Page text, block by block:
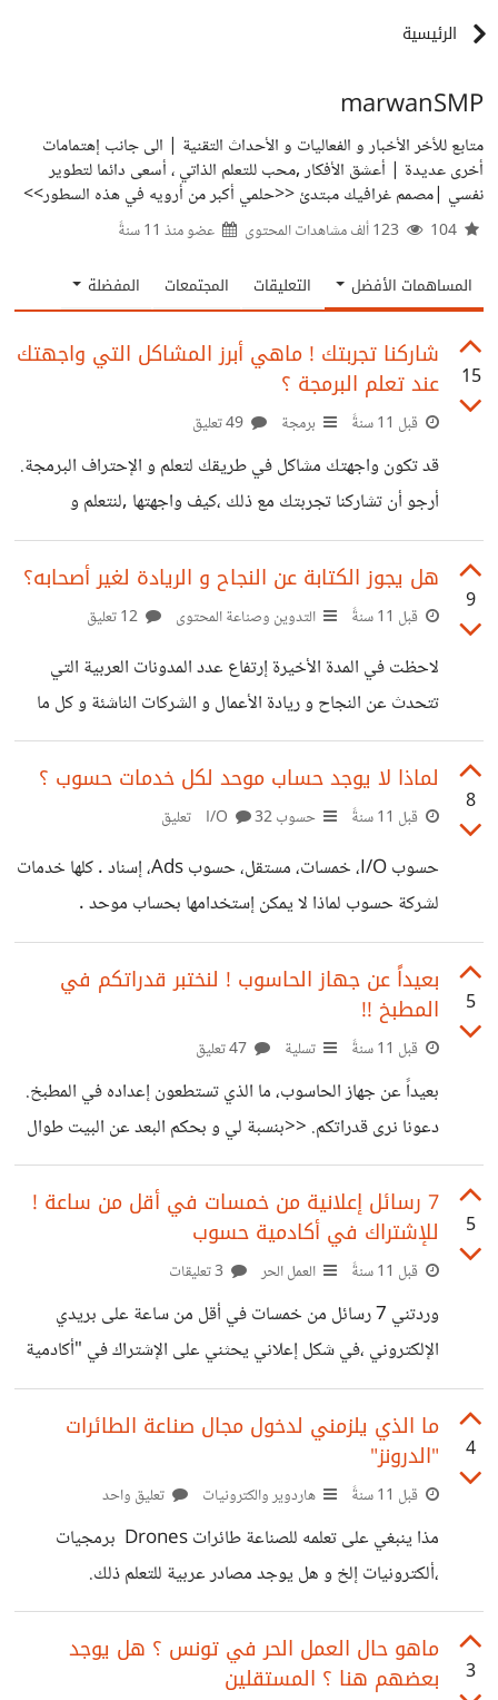
الرئيسية
marwanSMP
متابع للأخر الأخبار و الفعاليات و الأحداث التقنية | الى جانب إهتمامات
أخرى عديدة | أعشق الأفكار ,محب للتعلم الذاتي ، أسعى دائما لتطوير
نفسي |مصمم غرافيك مبتدئ <<حلمي أكبر من أرويه في هذه السطور>>
عضو منذ 11 سنةً
المساهمات الأفضل التعليقات المجتمعات المفضلة
15
شاركنا تجربتك ! ماهي أبرز المشاكل التي واجهتك
عند تعلم البرمجة ؟
قبل 11 سنةً برمجة
قد تكون واجهتك مشاكل في طريقك لتعلم و الإحتراف البرمجة.
أرجو أن تشاركنا تجربتك مع ذلك ،كيف واجهتها ,لنتعلم و
نستخلص من ذلك نحن المبتدئين .
9
هل يجوز الكتابة عن النجاح و الريادة لغير أصحابه؟
قبل 11 سنةً التدوين وصناعة المحتوى
لاحظت في المدة الأخيرة إرتفاع عدد المدونات العربية التي
تتحدث عن النجاح و ريادة الأعمال و الشركات الناشئة و كل ما
يخص هذه الأمور لكن هل كل هؤلاء الكتاب و أصحاب المدونات
ناجحين و رواد أعمال
8
لماذا لا يوجد حساب موحد لكل خدمات حسوب ؟
قبل 11 سنةً حسوب I/O32 تعليق
حسوب I/O، خمسات، مستقل، حسوب Ads، إسناد . كلها خدمات
لشركة حسوب لماذا لا يمكن إستخدامها بحساب موحد .
5
بعيداً عن جهاز الحاسوب ! لنختبر قدراتكم في
المطبخ !!
قبل 11 سنةً تسلية
بعيداً عن جهاز الحاسوب، ما الذي تستطعون إعداده في المطبخ.
دعونا نرى قدراتكم. <<بنسبة لي و بحكم البعد عن البيت طوال
5 سنوات الماضية تعلمت أن أطبخ عدة مأكولات مثل كسكسي،
مقرونة و سباغتي، مرقة بزلاء، عجة، شربة، المقليات>>
5
7 رسائل إعلانية من خمسات في أقل من ساعة !
للإشتراك في أكادمية حسوب
قبل 11 سنةً العمل الحر
وردتني 7 رسائل من خمسات في أقل من ساعة على بريدي
الإلكتروني ،في شكل إعلاني يحثني على الإشتراك في "أكادمية
حسوب" لا تعبر عن تجربة مستخدم جميلة
4
ما الذي يلزمني لدخول مجال صناعة الطائرات
"الدرونز"
قبل 11 سنةً هاردوير والكترونيات تعليق واحد
مذا ينبغي على تعلمه للصناعة طائرات Drones برمجيات
،ألكترونيات إلخ و هل يوجد مصادر عربية للتعلم ذلك.
3
ماهو حال العمل الحر في تونس ؟ هل يوجد
بعضهم هنا ؟ المستقلين